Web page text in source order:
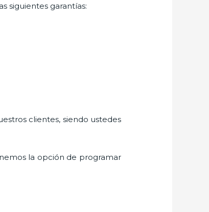
siguientes garantías:
clientes, siendo ustedes
la opción de programar